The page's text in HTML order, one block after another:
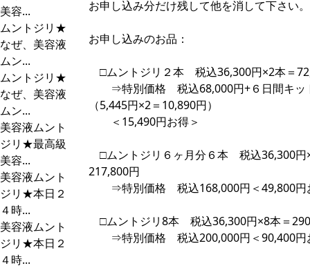
美容...
ムントジリ★
なぜ、美容液
ムン...
ムントジリ★
なぜ、美容液
ムン...
美容液ムント
ジリ★最高級
美容...
美容液ムント
ジリ★本日２
４時...
美容液ムント
ジリ★本日２
４時...
お申し込み分だけ残して他を消して下さい。
お申し込みのお品：
□ムントジリ２本 税込36,300円×2本＝
⇒特別価格 税込68,000円+６日間キッ
（5,445円×2＝10,890円）
＜15,490円お得＞
□ムントジリ６ヶ月分６本 税込36,300円
217,800円
⇒特別価格 税込168,000円＜49,800円
□ムントジリ8本 税込36,300円×8本＝
⇒特別価格 税込200,000円＜90,400円